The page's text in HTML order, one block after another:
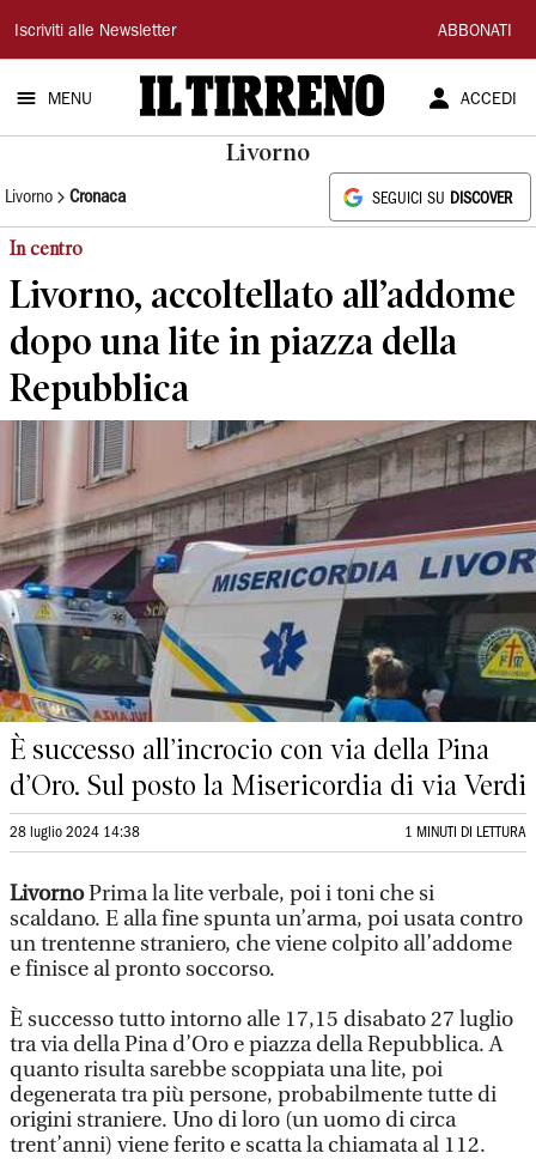
Il
Tirreno
Iscriviti alle Newsletter ABBONATI
MENU ACCEDI
Livorno
Livorno Cronaca SEGUICI SU DISCOVER
In centro
Livorno, accoltellato all’addome
dopo una lite in piazza della
Repubblica
È successo all’incrocio con via della Pina
d’Oro. Sul posto la Misericordia di via Verdi
28 luglio 2024 14:38 1 MINUTI DI LETTURA
LivornoPrima la lite verbale, poi i toni che si
scaldano. E alla fine spunta un’arma, poi usata contro
un trentenne straniero, che viene colpito all’addome
e finisce al pronto soccorso.
È successo tutto intorno alle 17,15 disabato 27 luglio
tra via della Pina d’Oro e piazza della Repubblica. A
quanto risulta sarebbe scoppiata una lite, poi
degenerata tra più persone, probabilmente tutte di
origini straniere. Uno di loro (un uomo di circa
trent’anni) viene ferito e scatta la chiamata al 112.